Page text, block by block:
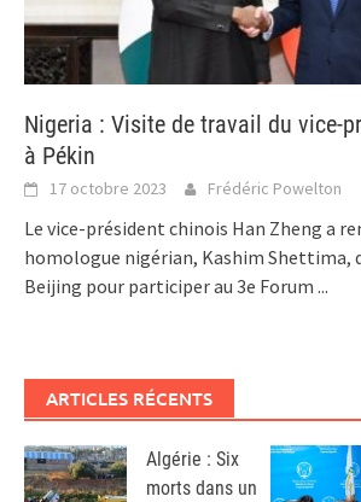
Nigeria : Visite de travail du vice-
à Pékin
17 octobre 2023 Frédéric Powelton
Le vice-président chinois Han Zheng a
homologue nigérian, Kashim Shettima,
Beijing pour participer au 3e Forum ...
ARTICLES RÉCENTS
Algérie : Six
morts dans un